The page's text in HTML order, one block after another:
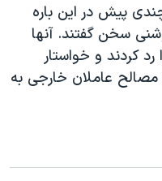
پیش در این باره
سخن گفتند. آنها
کردند و خواستار
عاملان خارجی به